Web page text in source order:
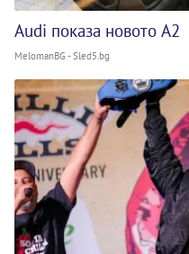
Audi показа новото A2
MelomanBG - Sled5.bg